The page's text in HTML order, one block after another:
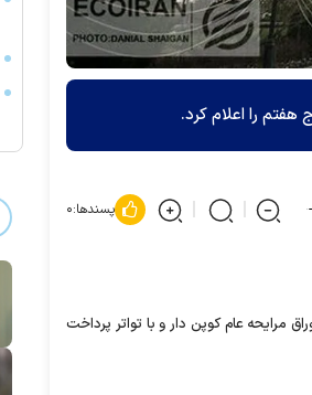
را اعلام کرد.
پسندها:۰
۱۴۰۲ از ساعت ۸ تا ۱۲ اعلام می‌شود و نوع این اوراق مرایحه عام کوپن دار و با تواتر پرداخت